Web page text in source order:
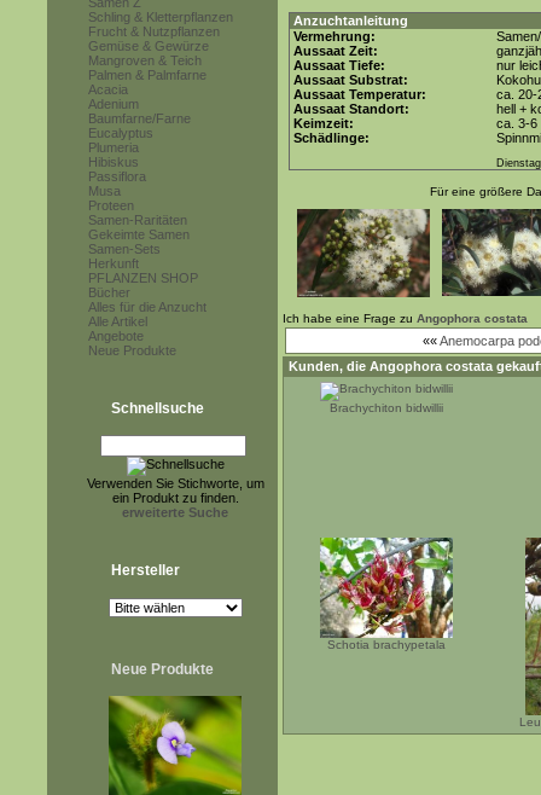
Schling & Kletterpflanzen
Frucht & Nutzpflanzen
Gemüse & Gewürze
Mangroven & Teich
Palmen & Palmfarne
Acacia
Adenium
Baumfarne/Farne
Eucalyptus
Plumeria
Hibiskus
Passiflora
Musa
Proteen
Samen-Raritäten
Gekeimte Samen
Samen-Sets
Herkunft
PFLANZEN SHOP
Bücher
Alles für die Anzucht
Alle Artikel
Angebote
Neue Produkte
Schnellsuche
Verwenden Sie Stichworte, um
ein Produkt zu finden.
erweiterte Suche
Hersteller
Neue Produkte
Anzuchtanleitung
Vermehrung:
Aussaat Zeit:
Aussaat Tiefe:
nur
Aussaat Substrat:
Aussaat Temperatur:
ca. 20-
Aussaat Standort:
hell +
Keimzeit:
ca. 3-6
Schädlinge:
Für eine größere
Ich habe eine Frage zu Angophora costata
««Anemocarpa
Kunden, die Angophora costata
Brachychiton bidwillii
Schotia brachypetala